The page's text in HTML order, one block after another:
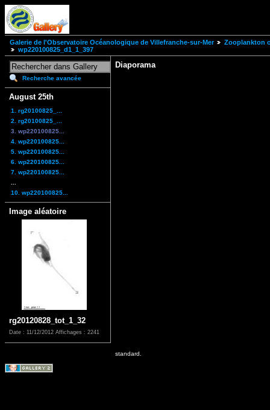
Galerie de l'Observatoire Océanologique de Villefranche-sur-Mer
Zooplankton
wp220100825_d1_1_397
Recherche avancée
August 25th
1. rg20100825_...
2. rg20100825_...
3. wp220100825...
4. wp220100825...
5. wp220100825...
6. wp220100825...
7. wp220100825...
10. wp220100825...
Image aléatoire
rg20120828_tot_1_32
Date : 11/12/2012 Affichages : 2241
Diaporama
standard.